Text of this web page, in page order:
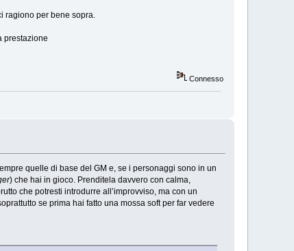
ragiono per bene sopra.
prestazione
Connesso
quelle di base del GM e, se i personaggi sono in un
) che hai in gioco. Prenditela davvero con calma,
che potresti introdurre all’improvviso, ma con un
se prima hai fatto una mossa soft per far vedere